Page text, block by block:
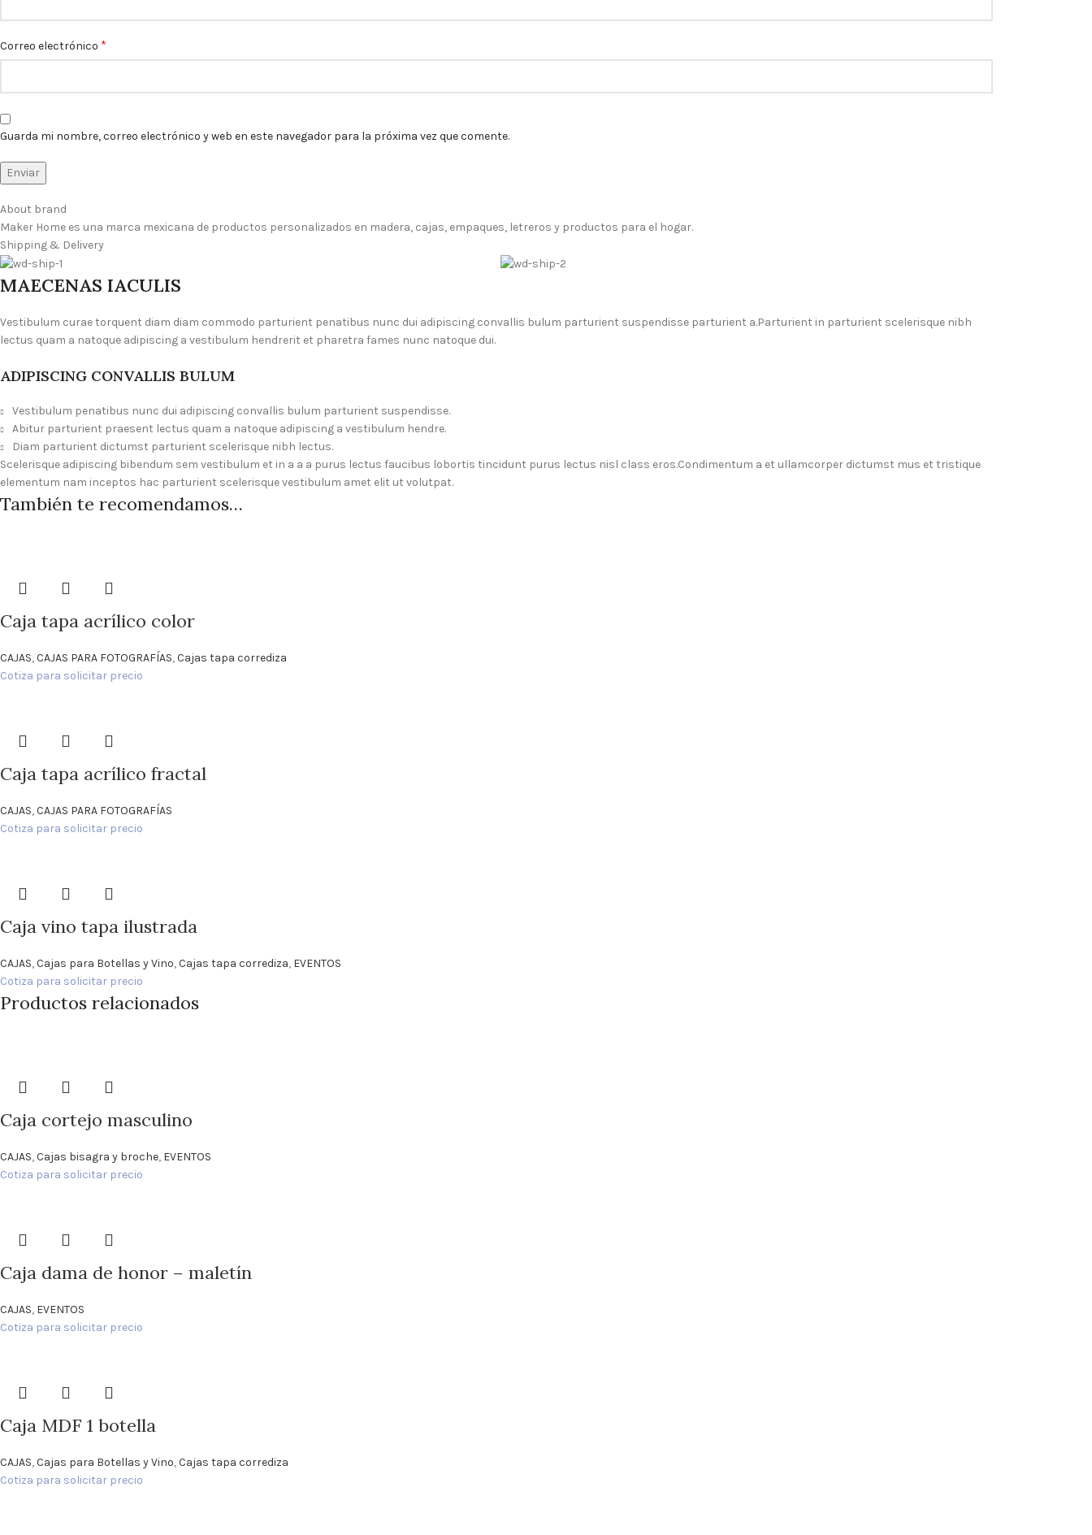
Correo electrónico *
Guarda mi nombre, correo electrónico y web en este navegador para la próxima vez que comente.
About brand
Maker Home es una marca mexicana de productos personalizados en madera, cajas, empaques, letreros y productos para el hogar.
Shipping & Delivery
MAECENAS IACULIS
Vestibulum curae torquent diam diam commodo parturient penatibus nunc dui adipiscing convallis bulum parturient suspendisse parturient a.Parturient in parturient scelerisque nibh
lectus quam a natoque adipiscing a vestibulum hendrerit et pharetra fames nunc natoque dui.
ADIPISCING CONVALLIS BULUM
Vestibulum penatibus nunc dui adipiscing convallis bulum parturient suspendisse.
Abitur parturient praesent lectus quam a natoque adipiscing a vestibulum hendre.
Diam parturient dictumst parturient scelerisque nibh lectus.
Scelerisque adipiscing bibendum sem vestibulum et in a a a purus lectus faucibus lobortis tincidunt purus lectus nisl class eros.Condimentum a et ullamcorper dictumst mus et tristique
elementum nam inceptos hac parturient scelerisque vestibulum amet elit ut volutpat.
También te recomendamos…
Caja tapa acrílico color
CAJAS,CAJAS PARA FOTOGRAFÍAS,Cajas tapa corrediza
Cotiza para solicitar precio
Caja tapa acrílico fractal
CAJAS,CAJAS PARA FOTOGRAFÍAS
Cotiza para solicitar precio
Caja vino tapa ilustrada
CAJAS,Cajas para Botellas y Vino,Cajas tapa corrediza, EVENTOS
Cotiza para solicitar precio
Productos relacionados
Caja cortejo masculino
CAJAS,Cajas bisagra y broche, EVENTOS
Cotiza para solicitar precio
Caja dama de honor – maletín
CAJAS, EVENTOS
Cotiza para solicitar precio
Caja MDF 1 botella
CAJAS,Cajas para Botellas y Vino,Cajas tapa corrediza
Cotiza para solicitar precio